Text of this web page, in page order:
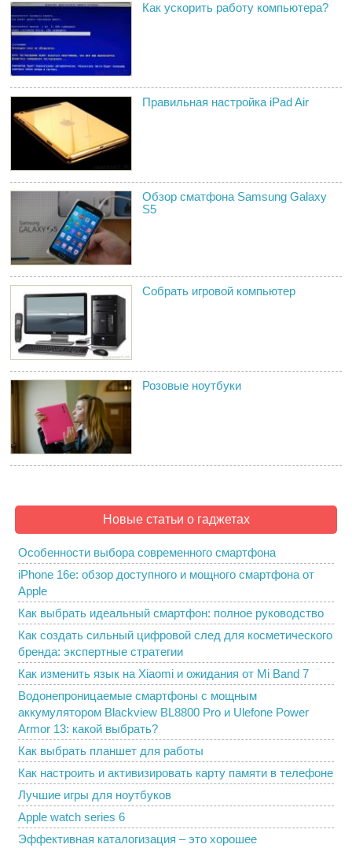
Как ускорить работу компьютера?
Правильная настройка iPad Air
Обзор сматфона Samsung Galaxy
S5
Собрать игровой компьютер
Розовые ноутбуки
Новые статьи о гаджетах
Особенности выбора современного смартфона
iPhone 16e: обзор доступного и мощного смартфона от
Apple
Как выбрать идеальный смартфон: полное руководство
Как создать сильный цифровой след для косметического
бренда: экспертные стратегии
Как изменить язык на Xiaomi и ожидания от Mi Band 7
Водонепроницаемые смартфоны с мощным
аккумулятором Blackview BL8800 Pro и Ulefone Power
Armor 13: какой выбрать?
Как выбрать планшет для работы
Как настроить и активизировать карту памяти в телефоне
Лучшие игры для ноутбуков
Apple watch series 6
Эффективная каталогизация – это хорошее